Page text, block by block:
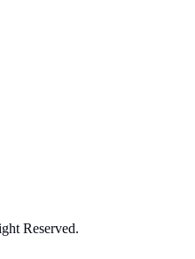
Reserved.